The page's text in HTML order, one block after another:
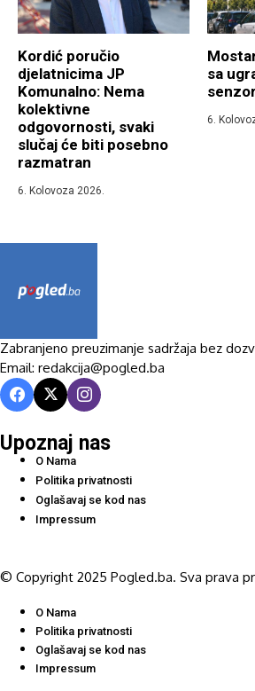
Kordić poručio
djelatnicima JP
Komunalno: Nema
kolektivne
odgovornosti, svaki
slučaj će biti posebno
razmatran
6. Kolovoza 2026.
sa
6.
Zabranjeno preuzimanje sadržaja bez
Email: redakcija@pogled.ba
Upoznaj nas
O Nama
Politika privatnosti
Oglašavaj se kod nas
Impressum
© Copyright 2025 Pogled.ba. Sva prava
O Nama
Politika privatnosti
Oglašavaj se kod nas
Impressum